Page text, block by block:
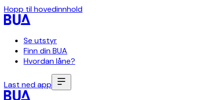
Hopp til hovedinnhold
Se utstyr
Finn din BUA
Hvordan låne?
Last ned app